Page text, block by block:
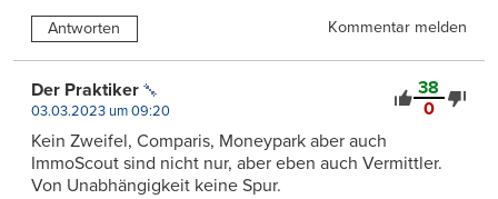
Antworten Kommentar melden
38
0
Der Praktiker
03.03.2023 um 09:20
Kein Zweifel, Comparis, Moneypark aber auch
ImmoScout sind nicht nur, aber eben auch Vermittler.
Von Unabhängigkeit keine Spur.